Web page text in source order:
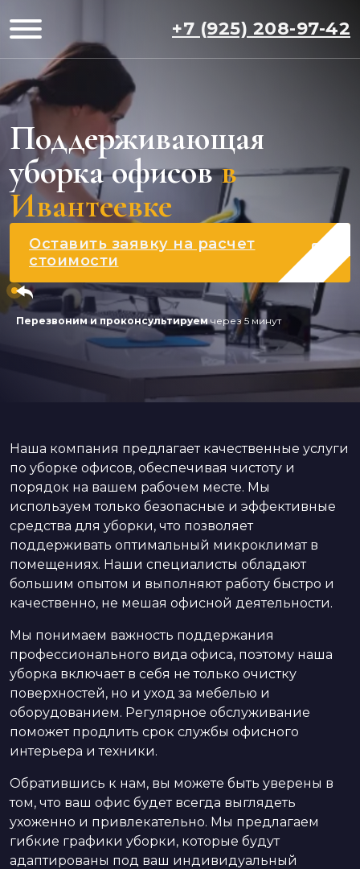
+7 (925) 208-97-42
Поддерживающая
уборка офисовв
Ивантеевке
Оставить заявку на расчет
стоимости
Перезвоним и проконсультируемчерез 5 минут
Наша компания предлагает качественные услуги
по уборке офисов, обеспечивая чистоту и
порядок на вашем рабочем месте. Мы
используем только безопасные и эффективные
средства для уборки, что позволяет
поддерживать оптимальный микроклимат в
помещениях. Наши специалисты обладают
большим опытом и выполняют работу быстро и
качественно, не мешая офисной деятельности.
Мы понимаем важность поддержания
профессионального вида офиса, поэтому наша
уборка включает в себя не только очистку
поверхностей, но и уход за мебелью и
оборудованием. Регулярное обслуживание
поможет продлить срок службы офисного
интерьера и техники.
Обратившись к нам, вы можете быть уверены в
том, что ваш офис будет всегда выглядеть
ухоженно и привлекательно. Мы предлагаем
гибкие графики уборки, которые будут
адаптированы под ваш индивидуальный